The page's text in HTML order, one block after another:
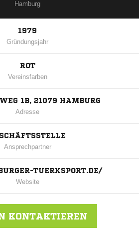
Hamburg
1979
Gründungsjahr
ROT
Vereinsfarben
1B, 21079 HAMBURG
Adresse
Ansprechpartner
TUERKSPORT.DE/
Website
KONTAKTIEREN